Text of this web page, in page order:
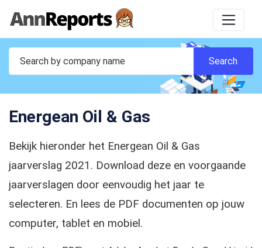
Energean Oil & Gas
Bekijk hieronder het Energean Oil & Gas
jaarverslag 2021. Download deze en voorgaande
jaarverslagen door eenvoudig het jaar te
selecteren. En lees de PDF documenten op jouw
computer, tablet en mobiel.